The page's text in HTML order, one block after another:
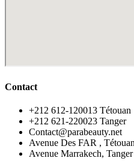
Contact
‪+212 612-120013 Tétouan
‪+212 621-220023 Tanger
Contact@parabeauty.net
Avenue Des FAR , Tétouan
Avenue Marrakech, Tanger